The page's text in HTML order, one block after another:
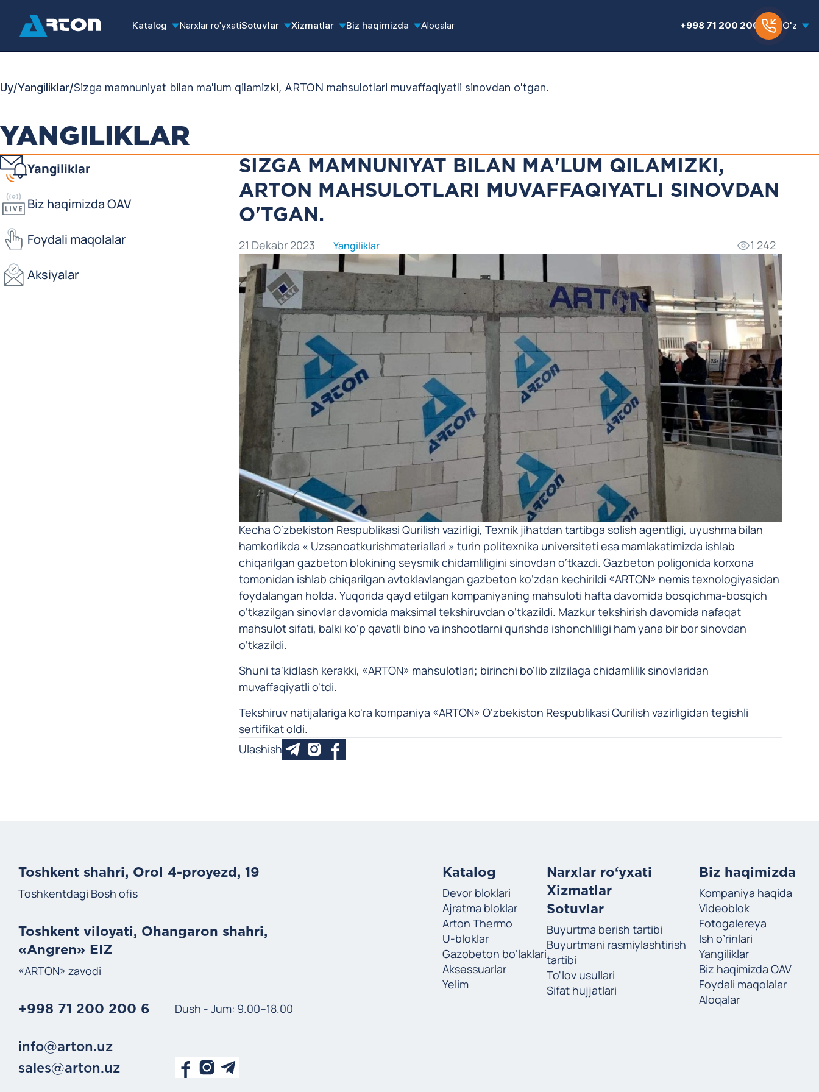
+998 71 200 200 6 O'z
Katalog Narxlar ro'yxatiSotuvlar Xizmatlar Biz haqimizda Aloqalar
Uy/Yangiliklar/Sizga mamnuniyat bilan ma'lum qilamizki, ARTON mahsulotlari muvaffaqiyatli sinovdan o'tgan.
YANGILIKLAR
Yangiliklar
Biz haqimizda OAV
Foydali maqolalar
Aksiyalar
SIZGA MAMNUNIYAT BILAN MA'LUM QILAMIZKI,
ARTON MAHSULOTLARI MUVAFFAQIYATLI SINOVDAN
O'TGAN.
21 Dekabr 2023 Yangiliklar 1 242
Kecha O‘zbekiston Respublikasi Qurilish vazirligi, Texnik jihatdan tartibga solish agentligi, uyushma bilan
hamkorlikda « Uzsanoatkurishmateriallari » turin politexnika universiteti esa mamlakatimizda ishlab
chiqarilgan gazbeton blokining seysmik chidamliligini sinovdan o‘tkazdi. Gazbeton poligonida korxona
tomonidan ishlab chiqarilgan avtoklavlangan gazbeton ko‘zdan kechirildi «ARTON» nemis texnologiyasidan
foydalangan holda. Yuqorida qayd etilgan kompaniyaning mahsuloti hafta davomida bosqichma-bosqich
o‘tkazilgan sinovlar davomida maksimal tekshiruvdan o‘tkazildi. Mazkur tekshirish davomida nafaqat
mahsulot sifati, balki ko‘p qavatli bino va inshootlarni qurishda ishonchliligi ham yana bir bor sinovdan
o‘tkazildi.
Shuni ta'kidlash kerakki, «ARTON» mahsulotlari; birinchi bo'lib zilzilaga chidamlilik sinovlaridan
muvaffaqiyatli o'tdi.
Tekshiruv natijalariga ko'ra kompaniya «ARTON» O‘zbekiston Respublikasi Qurilish vazirligidan tegishli
sertifikat oldi.
Ulashish
Toshkent shahri, Orol 4-proyezd, 19
Toshkentdagi Bosh ofis
Toshkent viloyati, Ohangaron shahri,
«Angren» EIZ
«ARTON» zavodi
+998 71 200 200 6 Dush - Jum: 9.00–18.00
info@arton.uz
sales@arton.uz
Katalog
Devor bloklari
Ajratma bloklar
Arton Thermo
U-bloklar
Gazobeton bo‘laklari
Aksessuarlar
Yelim
Narxlar ro‘yxati
Xizmatlar
Sotuvlar
Buyurtma berish tartibi
Buyurtmani rasmiylashtirish
tartibi
To'lov usullari
Sifat hujjatlari
Biz haqimizda
Kompaniya haqida
Videoblok
Fotogalereya
Ish o’rinlari
Yangiliklar
Biz haqimizda OAV
Foydali maqolalar
Aloqalar